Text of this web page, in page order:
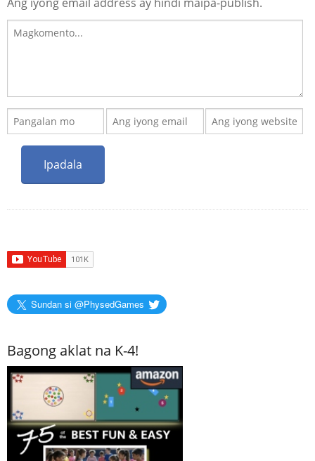
Sundan si @PhysedGames
Bagong aklat na K-4!